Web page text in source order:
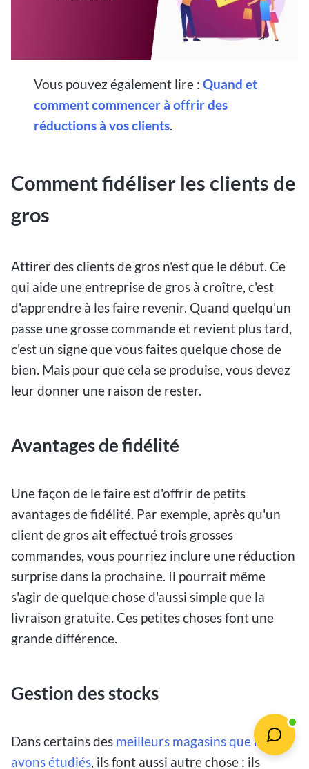
Vous pouvez également lire :Quand et
comment commencer à offrir des
réductions à vos clients
Comment fidéliser les clients de
gros
Attirer des clients de gros n'est que le début. Ce
qui aide une entreprise de gros à croître, c'est
d'apprendre à les faire revenir. Quand quelqu'un
passe une grosse commande et revient plus tard,
c'est un signe que vous faites quelque chose de
bien. Mais pour que cela se produise, vous devez
leur donner une raison de rester.
Avantages de fidélité
Une façon de le faire est d'offrir de petits
avantages de fidélité. Par exemple, après qu'un
client de gros ait effectué trois grosses
commandes, vous pourriez inclure une réduction
surprise dans la prochaine. Il pourrait même
s'agir de quelque chose d'aussi simple que la
livraison gratuite. Ces petites choses font une
grande différence.
Gestion des stocks
Dans certains des meilleurs magasins que nous
avons étudiés , ils font aussi autre chose : ils